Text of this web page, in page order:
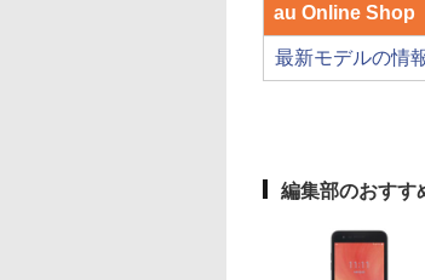
au Online Shop
最新モデルの情
編集部のおすす